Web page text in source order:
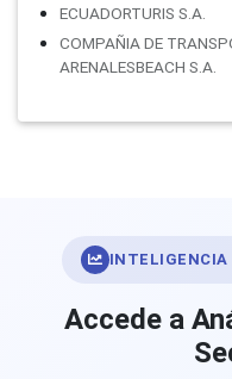
ECUADORTURIS S.A.
COMPAÑIA DE
ARENALESBEACH S.A.
INTELIGENCIA
Accede a